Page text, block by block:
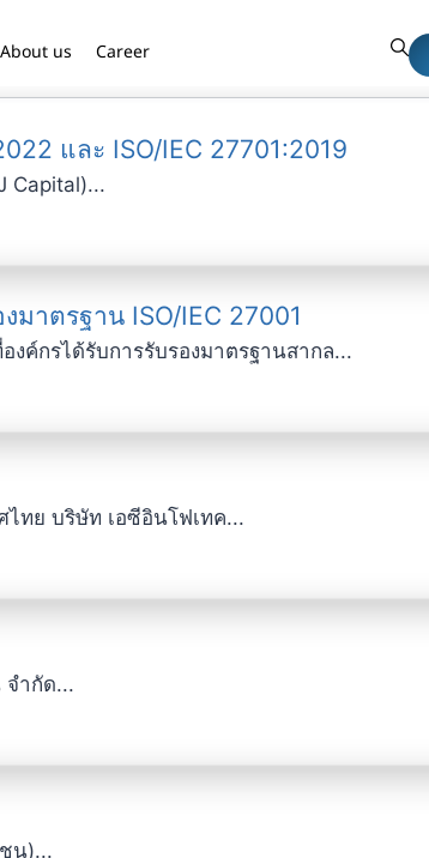
About us Career
และ ISO/IEC 27701:2019
Capital)...
าตรฐาน ISO/IEC 27001
ค์กรได้รับการรับรองมาตรฐานสากล...
ทย บริษัท เอซีอินโฟเทค...
จำกัด...
น)...